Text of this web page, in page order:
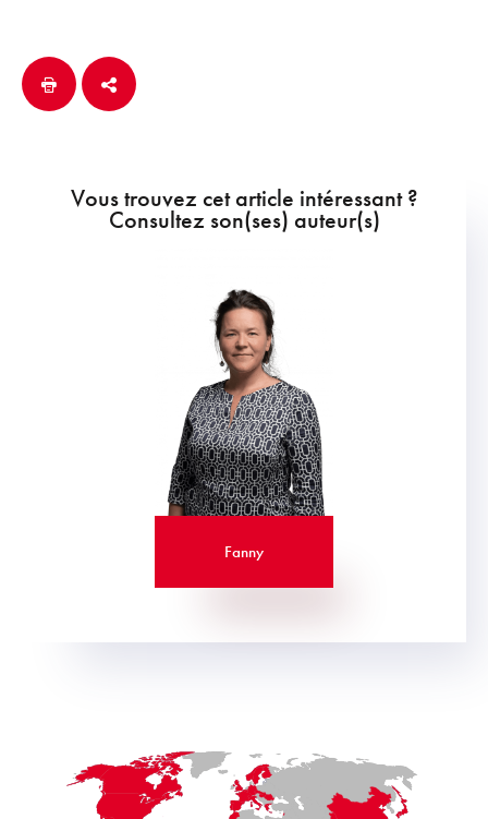
Vous trouvez cet article intéressant ?
Consultez son(ses) auteur(s)
Fanny